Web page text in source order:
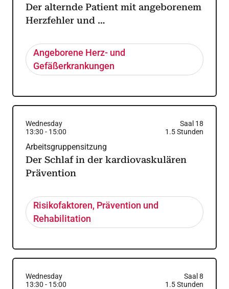
Der alternde Patient mit angeborenem
Herzfehler und …
Angeborene Herz- und
Gefäßerkrankungen
Wednesday
Saal 18
13:30 - 15:00 1.5Stunden
Arbeitsgruppensitzung
Der Schlaf in der kardiovaskulären
Prävention
Risikofaktoren, Prävention und
Rehabilitation
Wednesday
Saal 8
13:30 - 15:00 1.5Stunden